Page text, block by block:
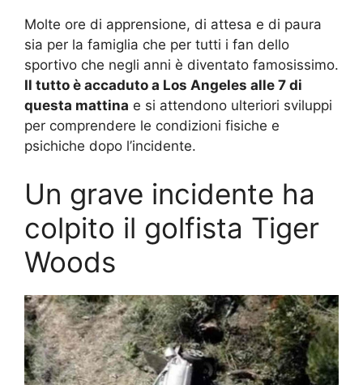
Molte ore di apprensione, di attesa e di paura
sia per la famiglia che per tutti i fan dello
sportivo che negli anni è diventato famosissimo.
Il tutto è accaduto a Los Angeles alle 7 di
questa mattina e si attendono ulteriori sviluppi
per comprendere le condizioni fisiche e
psichiche dopo l’incidente.
Un grave incidente ha
colpito il golfista Tiger
Woods